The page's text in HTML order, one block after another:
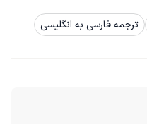
ترجمه فارسی به انگلیسی